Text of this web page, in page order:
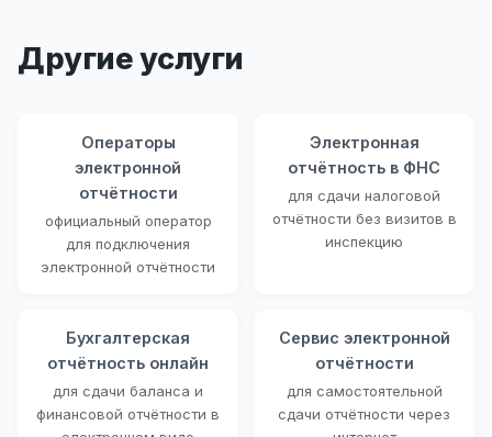
Другие услуги
Операторы
электронной
отчётности
официальный оператор
для подключения
электронной отчётности
Электронная
отчётность в ФНС
для сдачи налоговой
отчётности без визитов в
инспекцию
Бухгалтерская
отчётность онлайн
для сдачи баланса и
финансовой отчётности в
Сервис электронной
отчётности
для самостоятельной
сдачи отчётности через